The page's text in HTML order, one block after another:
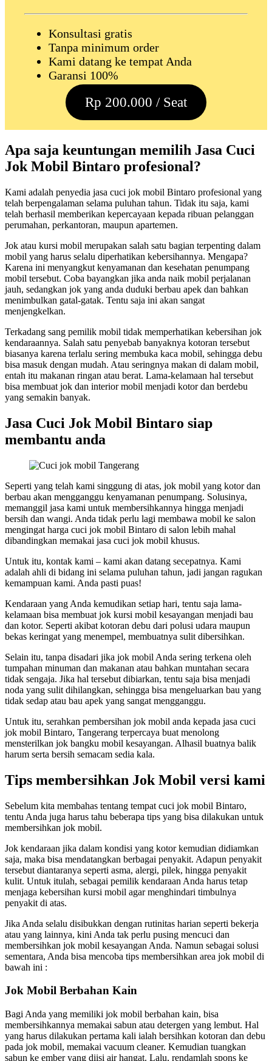
Konsultasi gratis
Tanpa minimum order
Kami datang ke tempat Anda
Garansi 100%
Rp 200.000 / Seat
Apa saja keuntungan memilih Jasa Cuci
Jok Mobil Bintaro profesional?
Kami adalah penyedia jasa cuci jok mobil Bintaro profesional yang
telah berpengalaman selama puluhan tahun. Tidak itu saja, kami
telah berhasil memberikan kepercayaan kepada ribuan pelanggan
perumahan, perkantoran, maupun apartemen.
Jok atau kursi mobil merupakan salah satu bagian terpenting dalam
mobil yang harus selalu diperhatikan kebersihannya. Mengapa?
Karena ini menyangkut kenyamanan dan kesehatan penumpang
mobil tersebut. Coba bayangkan jika anda naik mobil perjalanan
jauh, sedangkan jok yang anda duduki berbau apek dan bahkan
menimbulkan gatal-gatak. Tentu saja ini akan sangat
menjengkelkan.
Terkadang sang pemilik mobil tidak memperhatikan kebersihan jok
kendaraannya. Salah satu penyebab banyaknya kotoran tersebut
biasanya karena terlalu sering membuka kaca mobil, sehingga debu
bisa masuk dengan mudah. Atau seringnya makan di dalam mobil,
entah itu makanan ringan atau berat. Lama-kelamaan hal tersebut
bisa membuat jok dan interior mobil menjadi kotor dan berdebu
yang semakin banyak.
Jasa Cuci Jok Mobil Bintaro siap
membantu anda
Seperti yang telah kami singgung di atas, jok mobil yang kotor dan
berbau akan mengganggu kenyamanan penumpang. Solusinya,
memanggil jasa kami untuk membersihkannya hingga menjadi
bersih dan wangi. Anda tidak perlu lagi membawa mobil ke salon
mengingat harga cuci jok mobil Bintaro di salon lebih mahal
dibandingkan memakai jasa cuci jok mobil khusus.
Untuk itu, kontak kami – kami akan datang secepatnya. Kami
adalah ahli di bidang ini selama puluhan tahun, jadi jangan ragukan
kemampuan kami. Anda pasti puas!
Kendaraan yang Anda kemudikan setiap hari, tentu saja lama-
kelamaan bisa membuat jok kursi mobil kesayangan menjadi bau
dan kotor. Seperti akibat kotoran debu dari polusi udara maupun
bekas keringat yang menempel, membuatnya sulit dibersihkan.
Selain itu, tanpa disadari jika jok mobil Anda sering terkena oleh
tumpahan minuman dan makanan atau bahkan muntahan secara
tidak sengaja. Jika hal tersebut dibiarkan, tentu saja bisa menjadi
noda yang sulit dihilangkan, sehingga bisa mengeluarkan bau yang
tidak sedap atau bau apek yang sangat mengganggu.
Untuk itu, serahkan pembersihan jok mobil anda kepada jasa cuci
jok mobil Bintaro, Tangerang terpercaya buat menolong
mensterilkan jok bangku mobil kesayangan. Alhasil buatnya balik
harum serta bersih semacam sedia kala.
Tips membersihkan Jok Mobil versi kami
Sebelum kita membahas tentang tempat cuci jok mobil Bintaro,
tentu Anda juga harus tahu beberapa tips yang bisa dilakukan untuk
membersihkan jok mobil.
Jok kendaraan jika dalam kondisi yang kotor kemudian didiamkan
saja, maka bisa mendatangkan berbagai penyakit. Adapun penyakit
tersebut diantaranya seperti asma, alergi, pilek, hingga penyakit
kulit. Untuk itulah, sebagai pemilik kendaraan Anda harus tetap
menjaga kebersihan kursi mobil agar menghindari timbulnya
penyakit di atas.
Jika Anda selalu disibukkan dengan rutinitas harian seperti bekerja
atau yang lainnya, kini Anda tak perlu pusing mencuci dan
membersihkan jok mobil kesayangan Anda. Namun sebagai solusi
sementara, Anda bisa mencoba tips membersihkan area jok mobil di
bawah ini :
Jok Mobil Berbahan Kain
Bagi Anda yang memiliki jok mobil berbahan kain, bisa
membersihkannya memakai sabun atau detergen yang lembut. Hal
yang harus dilakukan pertama kali ialah bersihkan kotoran dan debu
pada jok mobil, memakai vacuum cleaner. Kemudian tuangkan
sabun ke ember yang diisi air hangat. Lalu, rendamlah spons ke